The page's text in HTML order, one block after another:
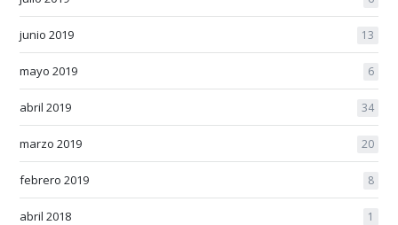
junio 2019 13
mayo 2019 6
abril 2019 34
marzo 2019 20
febrero 2019 8
abril 2018 1